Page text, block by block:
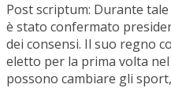
Post scriptum: Durante
è stato confermato
dei consensi. Il suo regno
eletto per la prima volta
possono cambiare gli